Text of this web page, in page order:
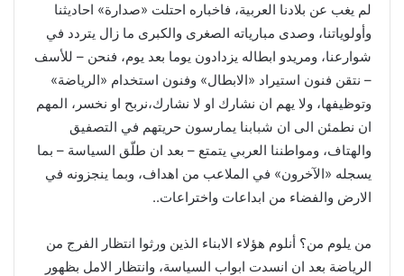
لم يغب عن بلادنا العربية، فاخباره احتلت «صدارة» احاديثنا
وأولوياتنا، وصدى مبارياته الصغرى والكبرى ما زال يتردد في
شوارعنا، ومريدو ابطاله يزدادون يوما بعد يوم، فنحن – للأسف
– نتقن فنون استيراد «الابطال» وفنون استخدام «الرياضة»
وتوظيفها، ولا يهم ان نشارك او لا نشارك،نربح او نخسر، المهم
ان نطمئن الى ان شبابنا يمارسون حريتهم في التصفيق
والهتاف، ومواطننا العربي يتمتع – بعد ان طلّق السياسة – بما
يسجله «الآخرون» في الملاعب من اهداف، وبما ينجزونه في
الارض والفضاء من ابداعات واختراعات..
من يلوم من؟ أنلوم هؤلاء الابناء الذين ورثوا انتظار الفرج من
الرياضة بعد ان انسدت ابواب السياسة، وانتظار الامل بظهور